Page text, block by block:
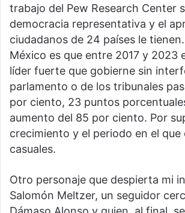
trabajo del Pew Research Center
democracia representativa y el
ciudadanos de 24 países le
México es que entre 2017 y 2023
líder fuerte que gobierne sin
parlamento o de los tribunales
por ciento, 23 puntos
aumento del 85 por ciento. Por
crecimiento y el periodo en el que
casuales.
Otro personaje que despierta mi
Salomón Meltzer, un seguidor